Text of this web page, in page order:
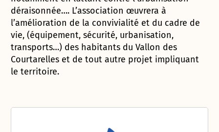
déraisonnée…. L’association œuvrera à
l’amélioration de la convivialité et du cadre de
vie, (équipement, sécurité, urbanisation,
transports…) des habitants du Vallon des
Courtarelles et de tout autre projet impliquant
le territoire.